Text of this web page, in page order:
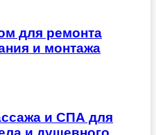
для ремонта
и монтажа
и СПА для